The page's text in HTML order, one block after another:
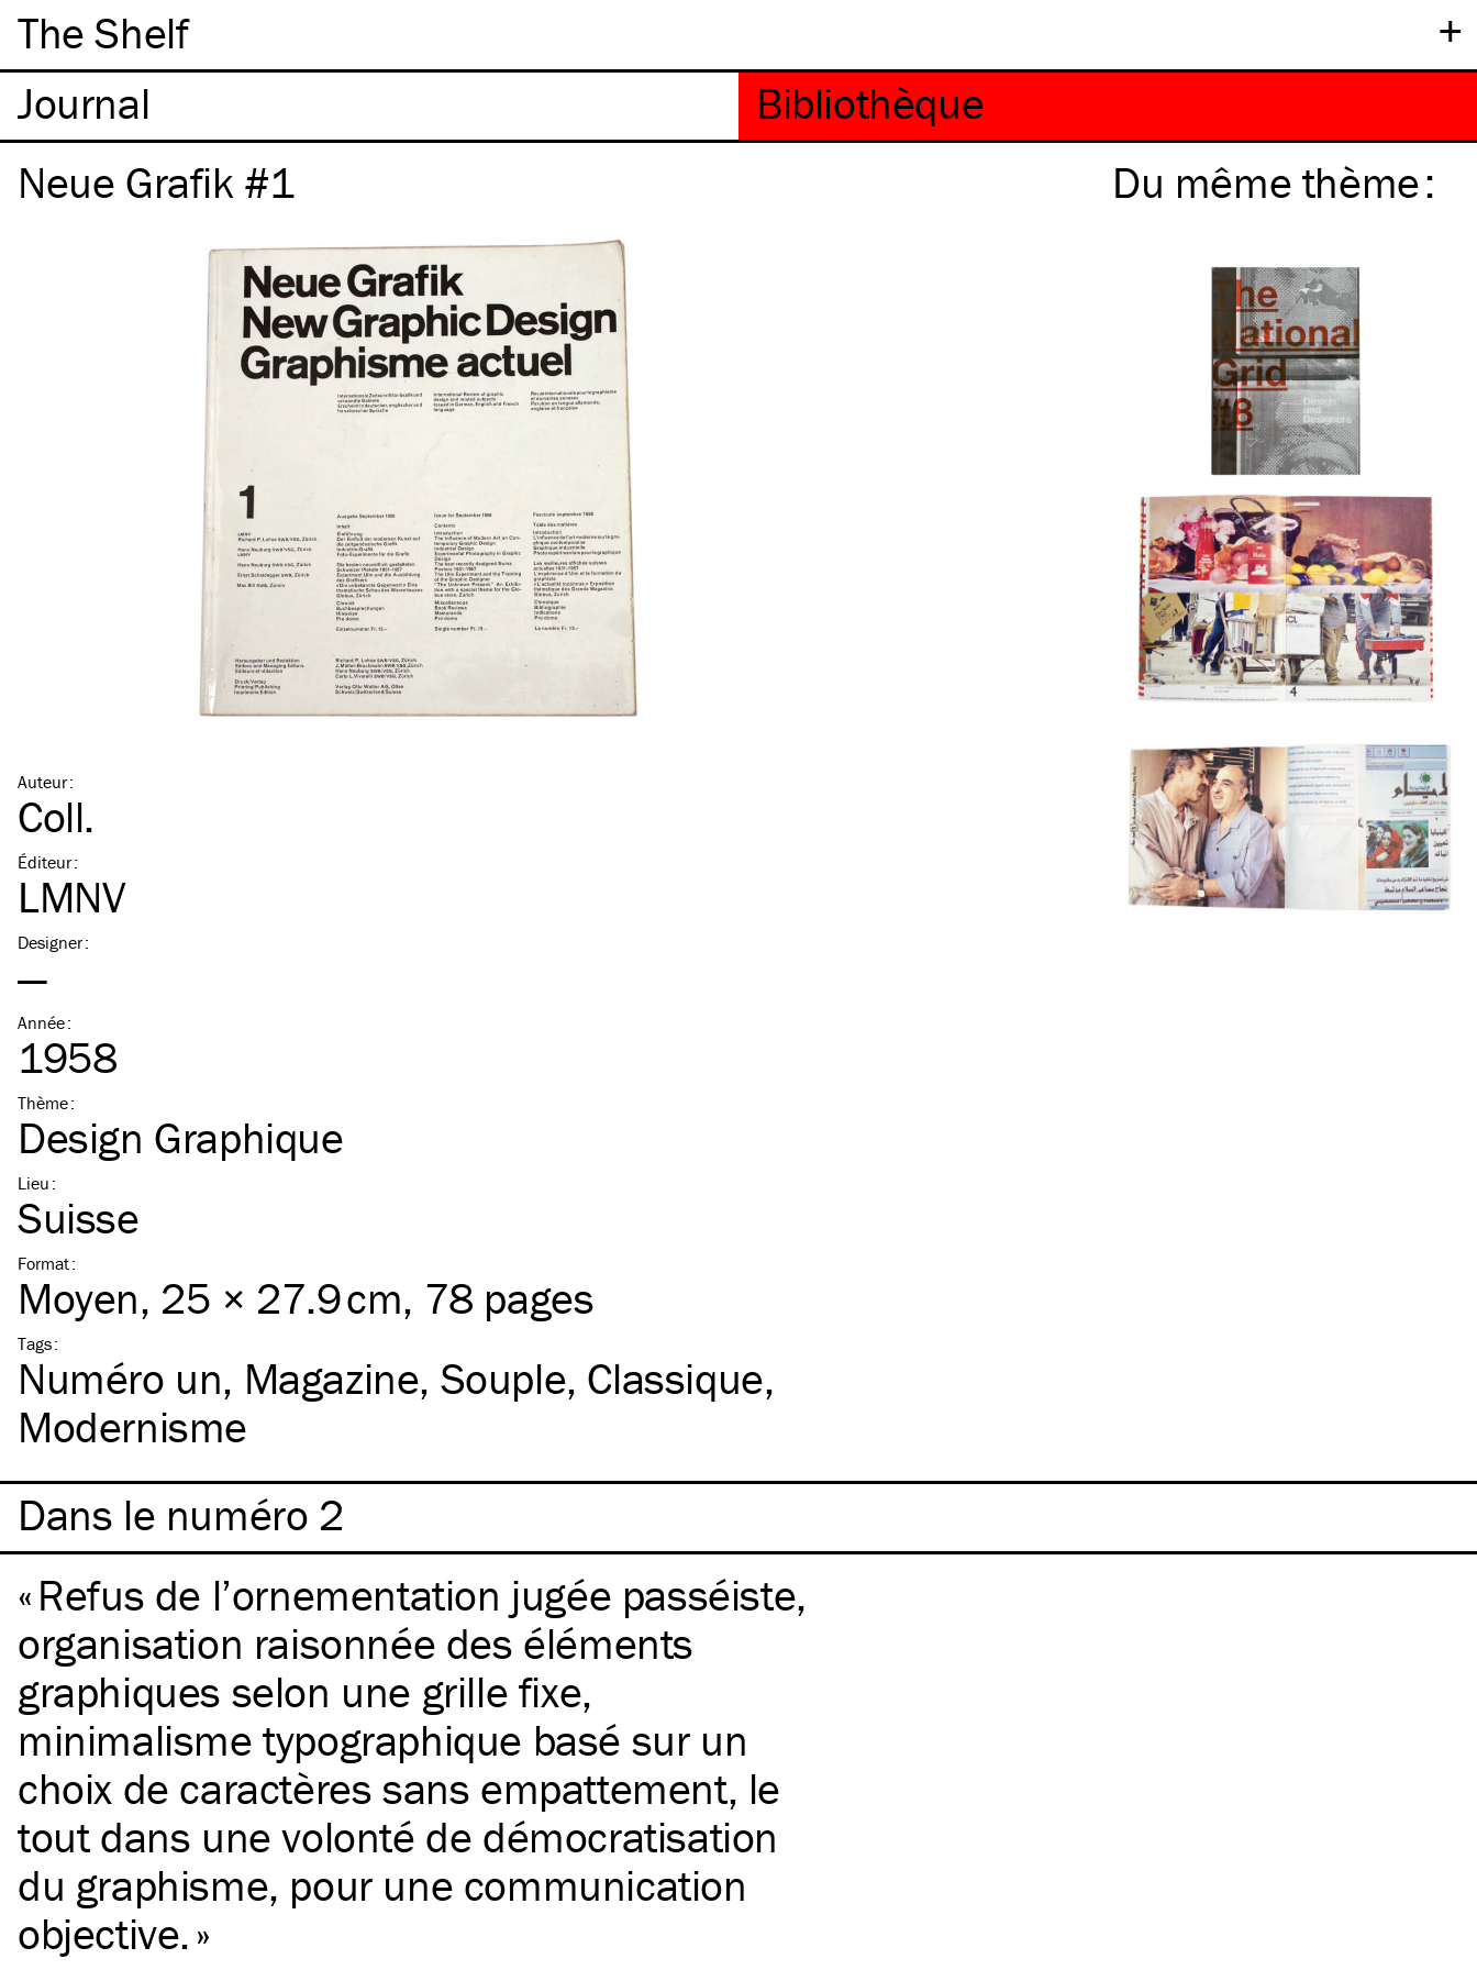
+
The Shelf
Neue Grafik #1
Auteur:
Coll.
Éditeur:
LMNV
Designer:
—
Année:
1958
Thème:
Design Graphique
Lieu :
Suisse
Format:
Moyen, 25 × 27.9 cm, 78 pages
Tags:
Numéro un Magazine Souple Classique
Modernisme
Du même thème:
Dans le numéro 2
Refus de l’ornementation jugée passéiste,
organisation raisonnée des éléments
graphiques selon une grille fixe,
minimalisme typographique basé sur un
choix de caractères sans empattement, le
tout dans une volonté de démocratisation
du graphisme, pour une communication
objective.